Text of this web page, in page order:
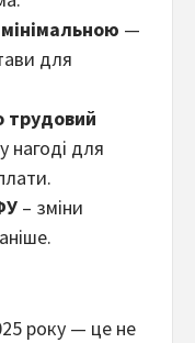
—
для
трудовий
нагоді для
– зміни
року — це не